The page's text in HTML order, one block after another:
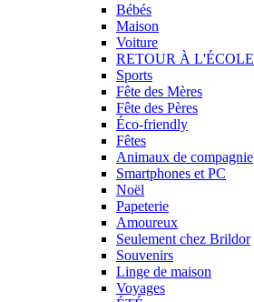
Bébés
Maison
Voiture
RETOUR À L'ÉCOLE
Sports
Fête des Mères
Fête des Pères
Éco-friendly
Fêtes
Animaux de compagnie
Smartphones et PC
Noël
Papeterie
Amoureux
Seulement chez Brildor
Souvenirs
Linge de maison
Voyages